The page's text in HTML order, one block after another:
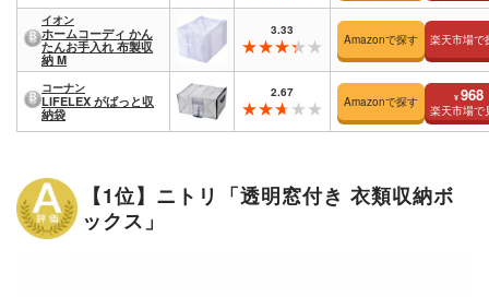
イオン
ホームコーディ かん
たんお手入れ 布製収
納 M
3.33
Amazonで探す 楽天市場で
コーナン
LIFELEX がばっと収
納袋
2.67
Amazonで探す ¥ 968
楽天市場で
【1位】ニトリ「透明窓付き 衣類収納ボ
ックス」